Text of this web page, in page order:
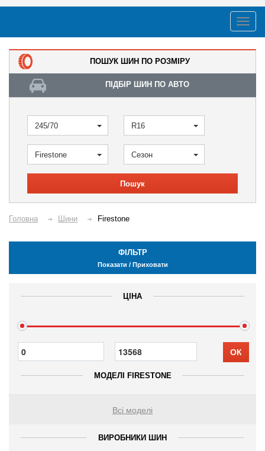
ПОШУК ШИН ПО РОЗМІРУ
ПІДБІР ШИН ПО АВТО
245/70 R16
Firestone Сезон
Пошук
Головна Шини Firestone
ФІЛЬТР
Показати / Приховати
ЦІНА
ОК
МОДЕЛІ FIRESTONE
Всі моделі
ВИРОБНИКИ ШИН